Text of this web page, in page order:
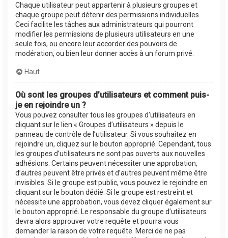
Chaque utilisateur peut appartenir à plusieurs groupes et
chaque groupe peut détenir des permissions individuelles.
Ceci facilite les tâches aux administrateurs qui pourront
modifier les permissions de plusieurs utilisateurs en une
seule fois, ou encore leur accorder des pouvoirs de
modération, ou bien leur donner accès à un forum privé.
Haut
Où sont les groupes d’utilisateurs et comment puis-
je en rejoindre un ?
Vous pouvez consulter tous les groupes d’utilisateurs en
cliquant sur le lien « Groupes d’utilisateurs » depuis le
panneau de contrôle de l’utilisateur. Si vous souhaitez en
rejoindre un, cliquez sur le bouton approprié. Cependant, tous
les groupes d’utilisateurs ne sont pas ouverts aux nouvelles
adhésions. Certains peuvent nécessiter une approbation,
d’autres peuvent être privés et d’autres peuvent même être
invisibles. Si le groupe est public, vous pouvez le rejoindre en
cliquant sur le bouton dédié. Si le groupe est restreint et
nécessite une approbation, vous devez cliquer également sur
le bouton approprié. Le responsable du groupe d’utilisateurs
devra alors approuver votre requête et pourra vous
demander la raison de votre requête. Merci de ne pas